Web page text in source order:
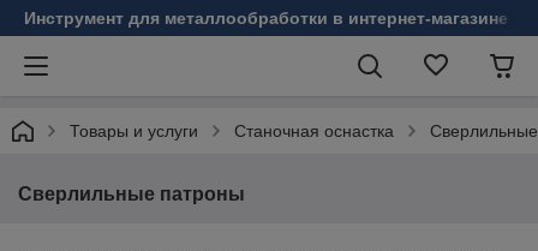
Инструмент для металлообработки в интернет-магазине
Товары и услуги Станочная оснастка
Сверлильные патроны